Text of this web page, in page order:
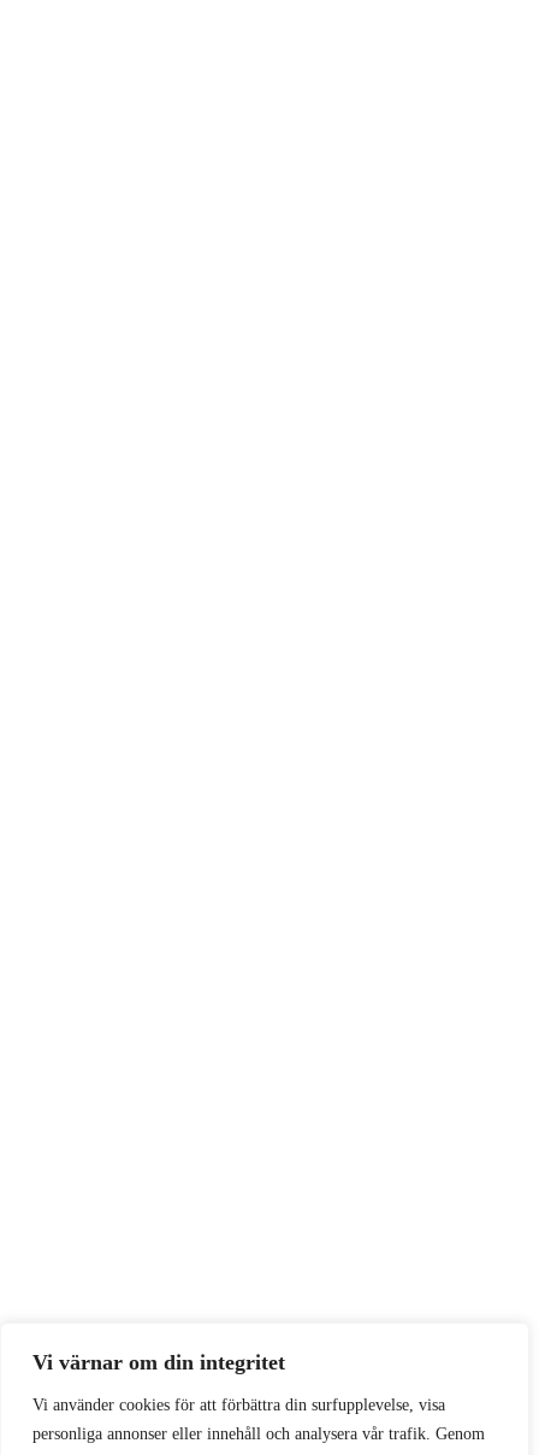
Vi värnar om din integritet
Vi använder cookies för att förbättra din surfupplevelse, visa
personliga annonser eller innehåll och analysera vår trafik. Genom